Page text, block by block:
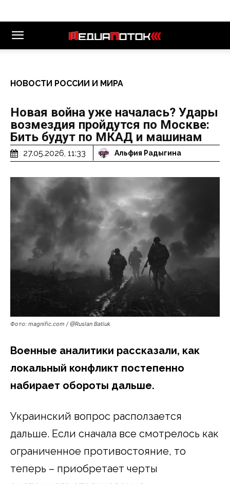
НОВОСТИ РОССИИ И МИРА
Новая война уже началась? Удары
возмездия пройдутся по Москве:
Бить будут по МКАД и машинам
27.05.2026, 11:33 Альфия Радыгина
Фото: magnific.com / @Ruslan Batiuk
Военные аналитики рассказали, как
локальный конфликт постепенно
набирает обороты дальше.
Украинский вопрос расползается
дальше. Если сначала все смотрелось как
ограниченное противостояние, то
теперь – приобретает черты